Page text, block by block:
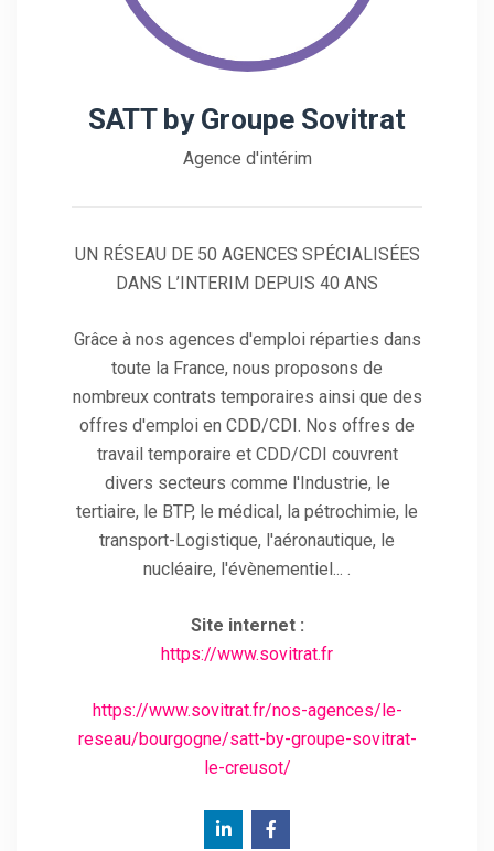
SATT by Groupe Sovitrat
Agence d'intérim
UN RÉSEAU DE 50 AGENCES SPÉCIALISÉES
DANS L’INTERIM DEPUIS 40 ANS
Grâce à nos agences d'emploi réparties dans
toute la France, nous proposons de
nombreux contrats temporaires ainsi que des
offres d'emploi en CDD/CDI. Nos offres de
travail temporaire et CDD/CDI couvrent
divers secteurs comme l'Industrie, le
tertiaire, le BTP, le médical, la pétrochimie, le
transport-Logistique, l'aéronautique, le
nucléaire, l'évènementiel... .
Site internet :
https://www.sovitrat.fr
https://www.sovitrat.fr/nos-agences/le-
reseau/bourgogne/satt-by-groupe-sovitrat-
le-creusot/